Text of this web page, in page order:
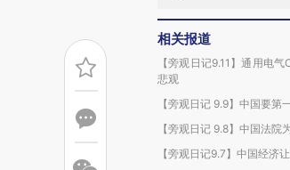
相关报道
【旁观日记9.11】通用电
悲观
【旁观日记 9.9】中国要第
【旁观日记 9.8】中国法院
【旁观日记9.7】中国经济